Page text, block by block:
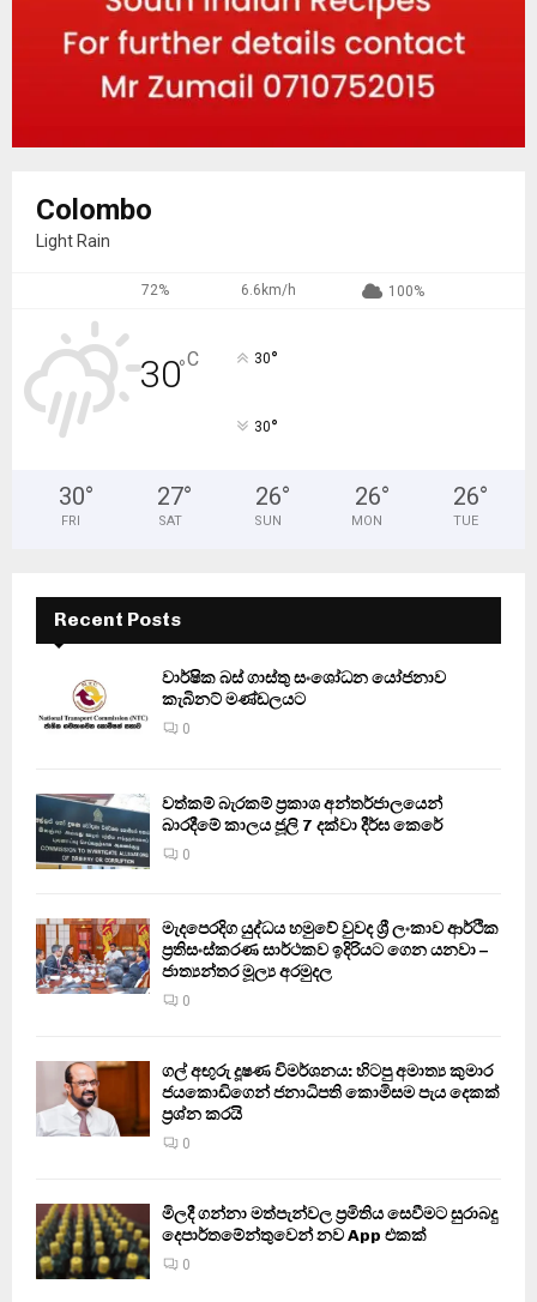
Colombo
Light Rain
72% 6.6km/h 100%
30°C 30°
30°
30°
FRI
27°
SAT
26°
SUN
26°
MON
26°
TUE
Recent Posts
වාර්ෂික බස් ගාස්තු සංශෝධන යෝජනාව
කැබිනට් මණ්ඩලයට
0
වත්කම් බැරකම් ප්‍රකාශ අන්තර්ජාලයෙන්
බාරදීමේ කාලය ජූලි 7 දක්වා දීර්ඝ කෙරේ
0
මැදපෙරදිග යුද්ධය හමුවේ වුවද ශ්‍රී ලංකාව ආර්ථික
ප්‍රතිසංස්කරණ සාර්ථකව ඉදිරියට ගෙන යනවා –
ජාත්‍යන්තර මූල්‍ය අරමුදල
0
ගල් අඟුරු දූෂණ විමර්ශනය: හිටපු අමාත්‍ය කුමාර
ජයකොඩිගෙන් ජනාධිපති කොමිසම පැය දෙකක්
ප්‍රශ්න කරයි
0
මිලදී ගන්නා මත්පැන්වල ප්‍රමිතිය සෙවීමට සුරාබදු
දෙපාර්තමේන්තුවෙන් නව App එකක්
0